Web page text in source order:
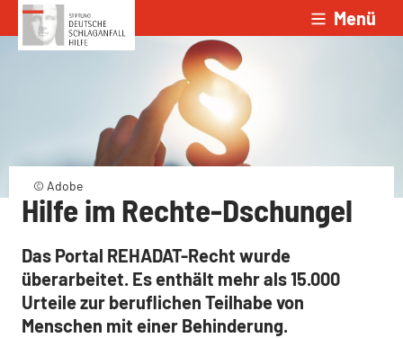
Zum Inhalt springen Menü
© Adobe
Hilfe im Rechte-Dschungel
Das Portal REHADAT-Recht wurde
überarbeitet. Es enthält mehr als 15.000
Urteile zur beruflichen Teilhabe von
Menschen mit einer Behinderung.